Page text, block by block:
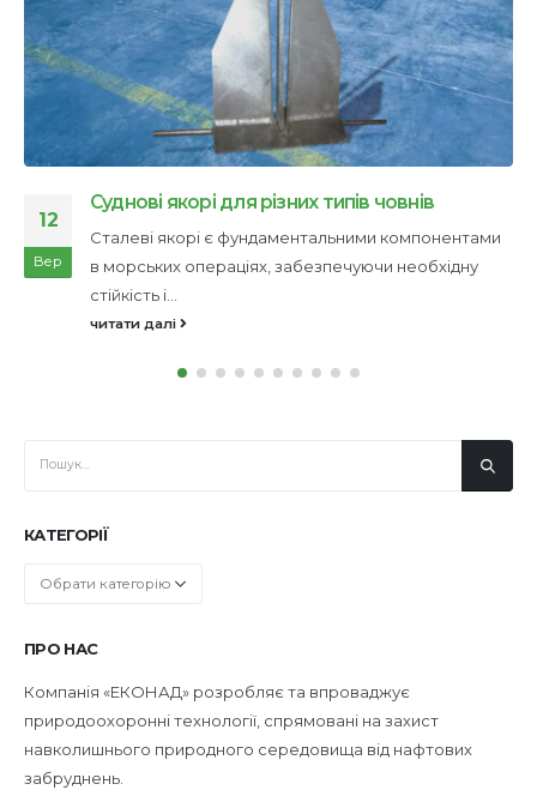
12
Вер
Суднові якорі для різних типів човнів
Сталеві якорі є фундаментальними компонентами
в морських операціях, забезпечуючи необхідну
стійкість і...
читати далі
КАТЕГОРІЇ
Категорії
ПРО НАС
Компанія «ЕКОНАД» розробляє та впроваджує
природоохоронні технології, спрямовані на захист
навколишнього природного середовища від нафтових
забруднень.